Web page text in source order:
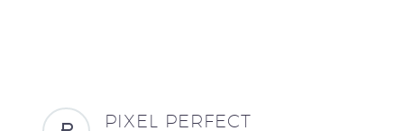
PIXEL PERFECT